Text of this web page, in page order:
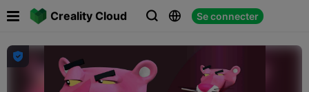
Creality Cloud   Se connecter
 
